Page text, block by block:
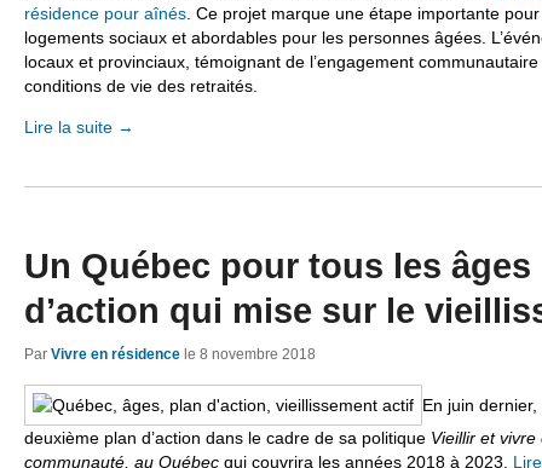
résidence pour aînés . Ce projet marque une étape importante
logements sociaux et abordables pour les personnes âgées.
locaux et provinciaux, témoignant de l’engagement
conditions de vie des retraités.
Lire la suite →
Un Québec pour tous les
d’action qui mise sur le
Par Vivre en résidence le 8 novembre 2018
En juin
deuxième plan d’action dans le cadre de sa politique Vieillir et
communauté, au Québec qui couvrira les années 2018 à 2023.